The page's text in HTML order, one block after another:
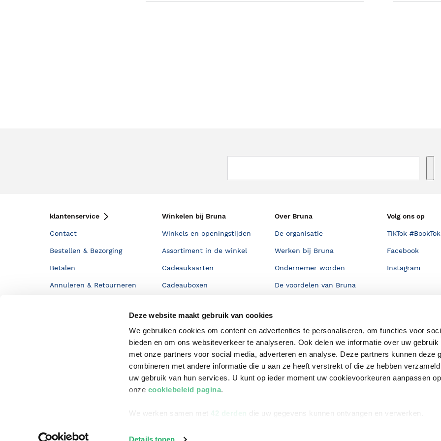
Deze website maakt gebruik van cookies
We gebruiken cookies om content en advertenties te personaliseren, om functies voor
bieden en om ons websiteverkeer te analyseren. Ook delen we informatie over uw
met onze partners voor social media, adverteren en analyse. Deze partners kunnen deze
combineren met andere informatie die u aan ze heeft verstrekt of die ze hebben
uw gebruik van hun services. U kunt op ieder moment uw cookievoorkeuren aanpassen op
onze cookiebeleid pagina.
We werken samen met 42 derden die uw gegevens kunnen ontvangen en verwerken.
Details tonen
klantenservice
Contact
Bestellen & Bezorging
Betalen
Annuleren & Retourneren
Zakelijk boeken bestellen
Winkelen bij Bruna
Winkels en openingstijden
Assortiment in de winkel
Cadeaukaarten
Cadeauboxen
ING Servicepunten
Over Bruna
De organisatie
Werken bij Bruna
Ondernemer worden
De voordelen van Bruna
Blog
Discriminerende boeken
Volg ons op
TikTok #BookTok
Facebook
Instagram